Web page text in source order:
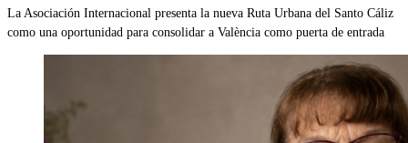
La Asociación Internacional presenta la nueva Ruta Urbana del Santo Cáliz
como una oportunidad para consolidar a València como puerta de entrada